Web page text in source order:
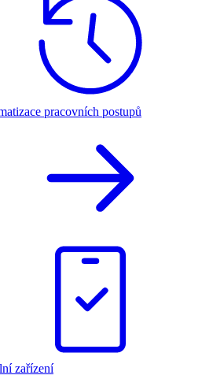
pracovních postupů
zařízení